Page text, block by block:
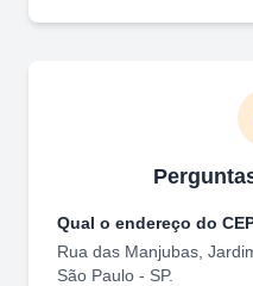
Qual o endereço do
Rua das Manjubas
São Paulo - SP.